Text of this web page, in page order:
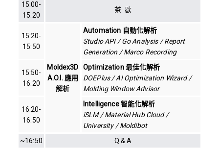
15:00-
15:20
茶 歇
15:20-
15:50
Moldex3D
A.O.I. 應用
解析
Automation 自動化解析
Studio API / Go Analysis / Report
Generation / Marco Recording
15:50-
16:20
Optimization 最佳化解析
DOEPlus / AI Optimization Wizard /
Molding Window Advisor
16:20-
16:50
Intelligence 智能化解析
iSLM / Material Hub Cloud /
University / Moldibot
~16:50
Q & A